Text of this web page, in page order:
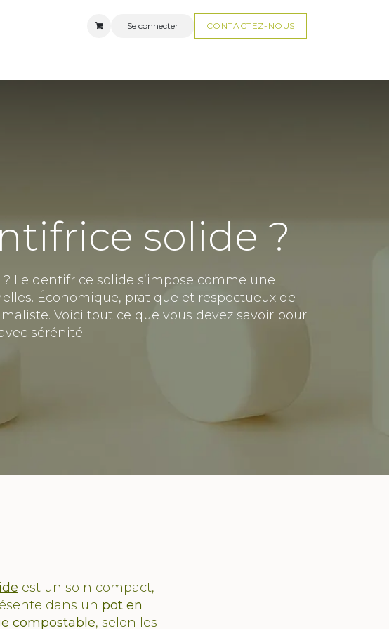
Se connecter CONTACTEZ-NOUS
solide ?
Le dentifrice solide s’impose comme une
Économique, pratique et respectueux de
Voici tout ce que vous devez savoir pour
sérénité.
est un soin compact,
dans un pot en
compostable, selon les